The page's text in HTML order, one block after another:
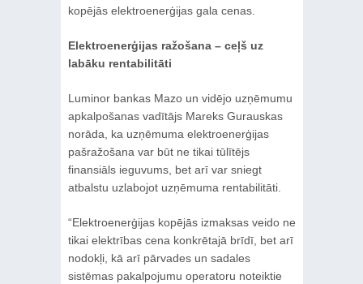
kopējās elektroenerģijas gala cenas.
Elektroenerģijas ražošana – ceļš uz
labāku rentabilitāti
Luminor bankas Mazo un vidējo uzņēmumu
apkalpošanas vadītājs Mareks Gurauskas
norāda, ka uzņēmuma elektroenerģijas
pašražošana var būt ne tikai tūlītējs
finansiāls ieguvums, bet arī var sniegt
atbalstu uzlabojot uzņēmuma rentabilitāti.
“Elektroenerģijas kopējās izmaksas veido ne
tikai elektrības cena konkrētajā brīdī, bet arī
nodokļi, kā arī pārvades un sadales
sistēmas pakalpojumu operatoru noteiktie